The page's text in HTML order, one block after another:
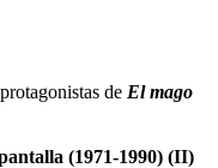
de El mago
(1971-1990) (II)